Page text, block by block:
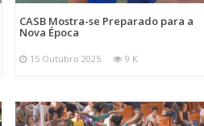
CASB Mostra-se Preparado para a
Nova Época
15 Outubro 2025 9 K